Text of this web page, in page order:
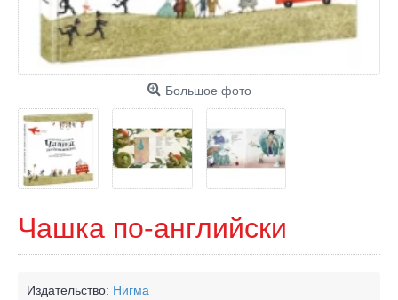
Большое фото
Чашка по-английски
Издательство: Нигма